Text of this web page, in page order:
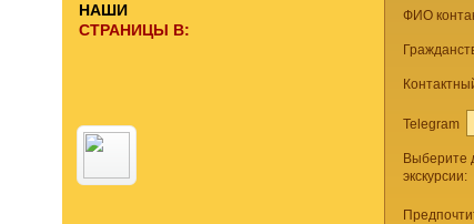
ФИО
Telegram
Выберите
экскурсии:
НАШИ
СТРАНИЦЫ В: